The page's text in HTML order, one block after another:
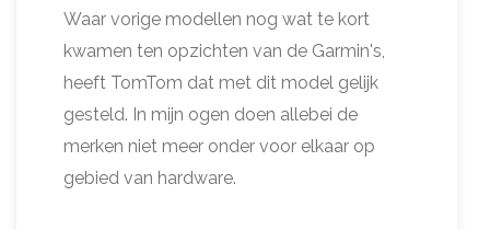
Waar vorige modellen nog wat te kort
kwamen ten opzichten van de Garmin's,
heeft TomTom dat met dit model gelijk
gesteld. In mijn ogen doen allebei de
merken niet meer onder voor elkaar op
gebied van hardware.